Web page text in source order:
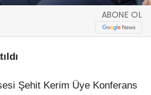
ABONE OL
Şehit Kerim Üye Konferans